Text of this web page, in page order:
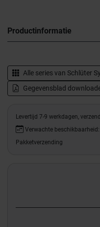
Productinformatie
Alle series van Schlüter
Gegevensblad
Levertijd 7-9 werkdagen,
Verwachte
Pakketverzending